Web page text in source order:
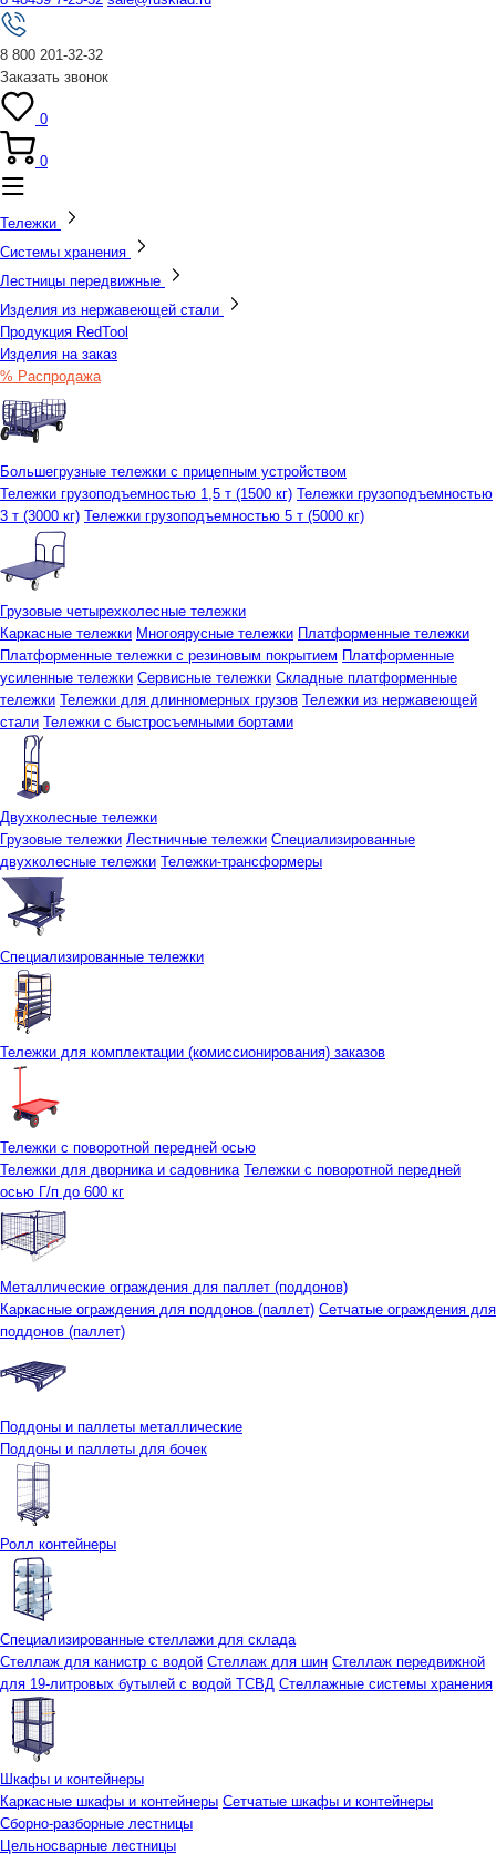
8 800 201-32-32
Заказать звонок
0
0
Тележки
Системы хранения
Лестницы передвижные
Изделия из нержавеющей стали
Продукция RedTool
Изделия на заказ
% Распродажа
Большегрузные тележки с прицепным устройством
Тележки грузоподъемностью 1,5 т (1500 кг) Тележки грузоподъемностью
3 т (3000 кг) Тележки грузоподъемностью 5 т (5000 кг)
Грузовые четырехколесные тележки
Каркасные тележки Многоярусные тележки Платформенные тележки
Платформенные тележки с резиновым покрытием Платформенные
усиленные тележки Сервисные тележки Складные платформенные
тележки Тележки для длинномерных грузов Тележки из нержавеющей
стали Тележки с быстросъемными бортами
Двухколесные тележки
Грузовые тележки Лестничные тележки Специализированные
двухколесные тележки Тележки-трансформеры
Специализированные тележки
Тележки для комплектации (комиссионирования) заказов
Тележки с поворотной передней осью
Тележки для дворника и садовника Тележки с поворотной передней
осью Г/п до 600 кг
Металлические ограждения для паллет (поддонов)
Каркасные ограждения для поддонов (паллет) Сетчатые ограждения для
поддонов (паллет)
Поддоны и паллеты металлические
Поддоны и паллеты для бочек
Ролл контейнеры
Специализированные стеллажи для склада
Стеллаж для канистр с водой Стеллаж для шин Стеллаж передвижной
для 19-литровых бутылей с водой ТСВД Стеллажные системы хранения
Шкафы и контейнеры
Каркасные шкафы и контейнеры Сетчатые шкафы и контейнеры
Сборно-разборные лестницы
Цельносварные лестницы